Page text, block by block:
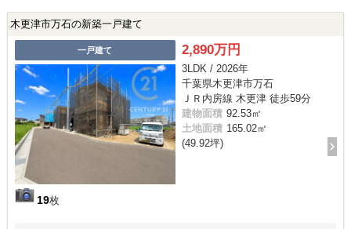
木更津市万石の新築一戸建て
一戸建て
19枚
2,890万円
3LDK / 2026年
千葉県木更津市万石
ＪＲ内房線 木更津 徒歩59分
建物面積 92.53㎡
土地面積 165.02㎡
(49.92坪)